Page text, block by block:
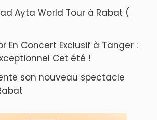
Ayta World Tour à Rabat (
En Concert Exclusif à Tanger :
Cet été !
son nouveau spectacle